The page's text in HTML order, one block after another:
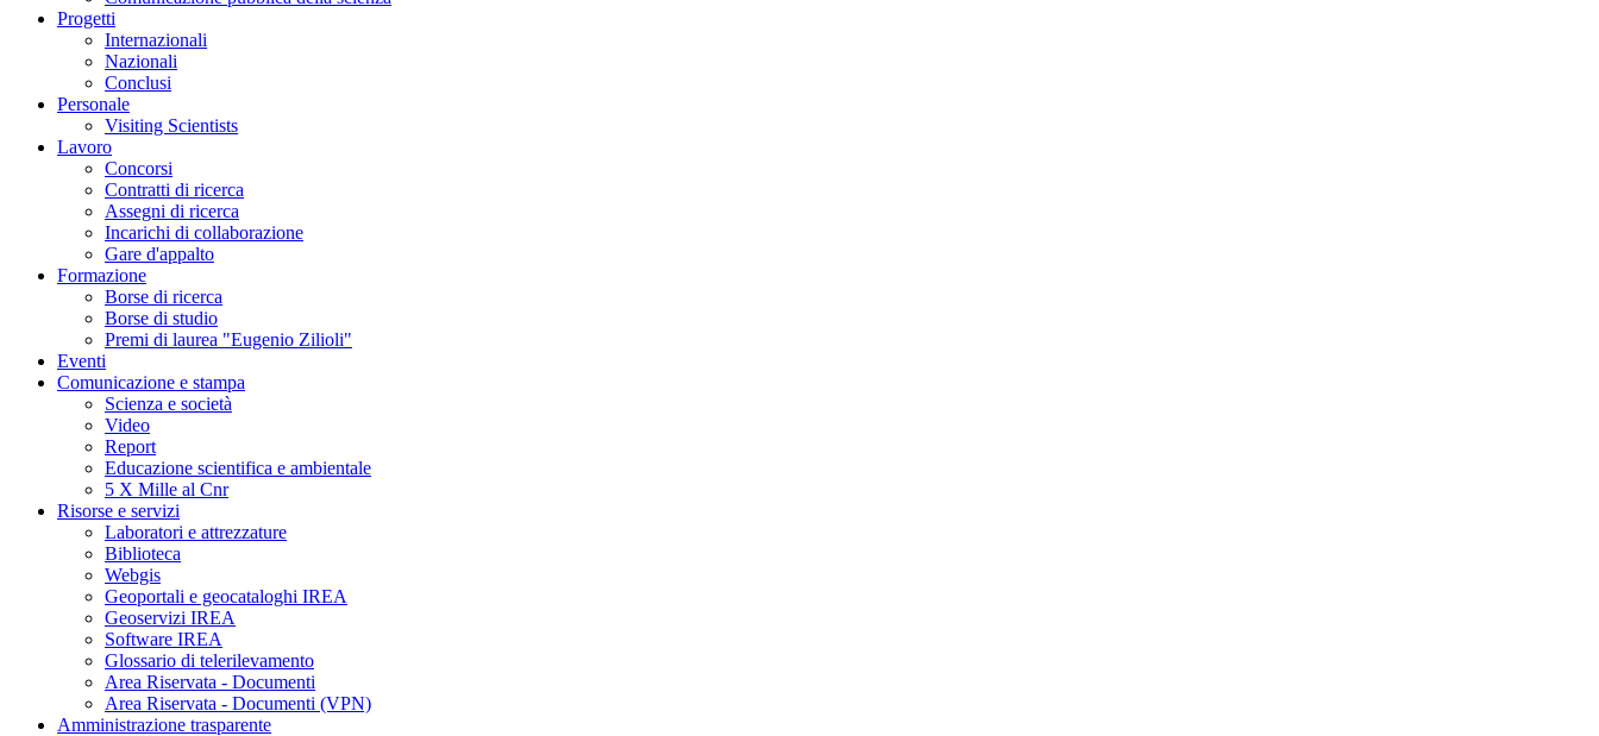
Progetti
Internazionali
Nazionali
Conclusi
Personale
Visiting Scientists
Lavoro
Concorsi
Contratti di ricerca
Assegni di ricerca
Incarichi di collaborazione
Gare d'appalto
Formazione
Borse di ricerca
Borse di studio
Premi di laurea "Eugenio Zilioli"
Eventi
Comunicazione e stampa
Scienza e società
Video
Report
Educazione scientifica e ambientale
5 X Mille al Cnr
Risorse e servizi
Laboratori e attrezzature
Biblioteca
Webgis
Geoportali e geocataloghi IREA
Geoservizi IREA
Software IREA
Glossario di telerilevamento
Area Riservata - Documenti
Area Riservata - Documenti (VPN)
Amministrazione trasparente